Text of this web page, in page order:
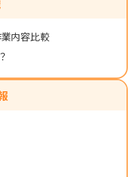
内容比較